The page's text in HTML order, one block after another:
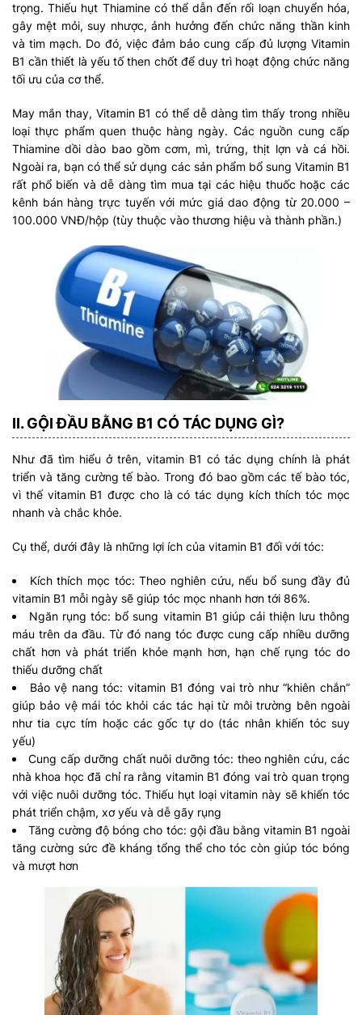
trọng. Thiếu hụt Thiamine có thể dẫn đến rối loạn chuyển hóa,
gây mệt mỏi, suy nhược, ảnh hưởng đến chức năng thần kinh
và tim mạch. Do đó, việc đảm bảo cung cấp đủ lượng Vitamin
B1 cần thiết là yếu tố then chốt để duy trì hoạt động chức năng
tối ưu của cơ thể.
May mắn thay, Vitamin B1 có thể dễ dàng tìm thấy trong nhiều
loại thực phẩm quen thuộc hàng ngày. Các nguồn cung cấp
Thiamine dồi dào bao gồm cơm, mì, trứng, thịt lợn và cá hồi.
Ngoài ra, bạn có thể sử dụng các sản phẩm bổ sung Vitamin B1
rất phổ biến và dễ dàng tìm mua tại các hiệu thuốc hoặc các
kênh bán hàng trực tuyến với mức giá dao động từ 20.000 –
100.000 VNĐ/hộp (tùy thuộc vào thương hiệu và thành phần.)
II. GỘI ĐẦU BẰNG B1 CÓ TÁC DỤNG GÌ?
Như đã tìm hiểu ở trên, vitamin B1 có tác dụng chính là phát
triển và tăng cường tế bào. Trong đó bao gồm các tế bào tóc,
vì thế vitamin B1 được cho là có tác dụng kích thích tóc mọc
nhanh và chắc khỏe.
Cụ thể, dưới đây là những lợi ích của vitamin B1 đối với tóc:
Kích thích mọc tóc: Theo nghiên cứu, nếu bổ sung đầy đủ
vitamin B1 mỗi ngày sẽ giúp tóc mọc nhanh hơn tới 86%.
Ngăn rụng tóc: bổ sung vitamin B1 giúp cải thiện lưu thông
máu trên da đầu. Từ đó nang tóc được cung cấp nhiều dưỡng
chất hơn và phát triển khỏe mạnh hơn, hạn chế rụng tóc do
thiếu dưỡng chất
Bảo vệ nang tóc: vitamin B1 đóng vai trò như “khiên chắn”
giúp bảo vệ mái tóc khỏi các tác hại từ môi trường bên ngoài
như tia cực tím hoặc các gốc tự do (tác nhân khiến tóc suy
yếu)
Cung cấp dưỡng chất nuôi dưỡng tóc: theo nghiên cứu, các
nhà khoa học đã chỉ ra rằng vitamin B1 đóng vai trò quan trọng
với việc nuôi dưỡng tóc. Thiếu hụt loại vitamin này sẽ khiến tóc
phát triển chậm, xơ yếu và dễ gãy rụng
Tăng cường độ bóng cho tóc: gội đầu bằng vitamin B1 ngoài
tăng cường sức đề kháng tổng thể cho tóc còn giúp tóc bóng
và mượt hơn